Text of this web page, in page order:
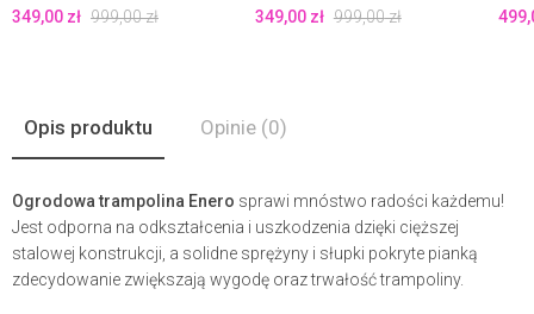
349,00 zł 999,00zł 349,00zł 999,00zł
Opis produktu Opinie (0)
Ogrodowa trampolina Enero sprawi mnóstwo radości każdemu!
Jest odporna na odkształcenia i uszkodzenia dzięki cięższej
stalowej konstrukcji, a solidne sprężyny i słupki pokryte pianką
zdecydowanie zwiększają wygodę oraz trwałość trampoliny.